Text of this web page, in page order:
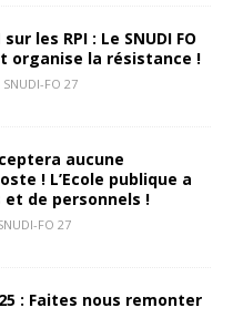
les RPI : Le SNUDI FO
organise la résistance !
SNUDI-FO 27
aucune
! L’Ecole publique a
de personnels !
FO 27
: Faites nous remonter